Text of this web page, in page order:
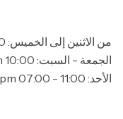
من الاثنين إلى الخميس: 10:00 AM – 8:00 PM
الجمعة - السبت: 10:00 AM - 09:00 pm
الأحد: 11:00 - 07:00 pm